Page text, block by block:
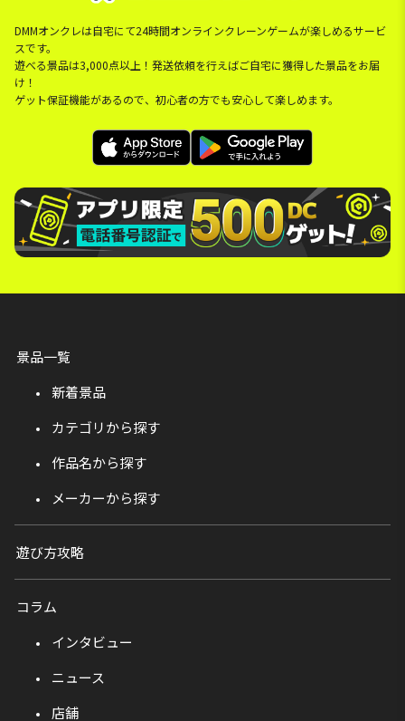
DMMオンクレは自宅にて24時間オンラインクレーンゲームが楽しめるサービ
スです。
遊べる景品は3,000点以上！発送依頼を行えばご自宅に獲得した景品をお届
け！
ゲット保証機能があるので、初心者の方でも安心して楽しめます。
景品一覧
新着景品
カテゴリから探す
作品名から探す
メーカーから探す
遊び方攻略
コラム
インタビュー
ニュース
店舗